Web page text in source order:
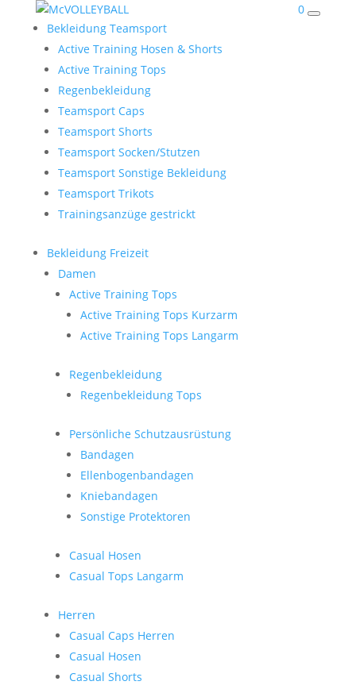
0
Bekleidung Teamsport
Active Training Hosen & Shorts
Active Training Tops
Regenbekleidung
Teamsport Caps
Teamsport Shorts
Teamsport Socken/Stutzen
Teamsport Sonstige Bekleidung
Teamsport Trikots
Trainingsanzüge gestrickt
Bekleidung Freizeit
Damen
Active Training Tops
Active Training Tops Kurzarm
Active Training Tops Langarm
Regenbekleidung
Regenbekleidung Tops
Persönliche Schutzausrüstung
Bandagen
Ellenbogenbandagen
Kniebandagen
Sonstige Protektoren
Casual Hosen
Casual Tops Langarm
Herren
Casual Caps Herren
Casual Hosen
Casual Shorts